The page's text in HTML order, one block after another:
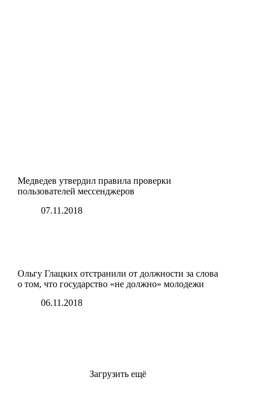
Медведев утвердил правила проверки
пользователей мессенджеров
07.11.2018
Ольгу Глацких отстранили от должности за слова
о том, что государство «не должно» молодежи
06.11.2018
Загрузить ещё